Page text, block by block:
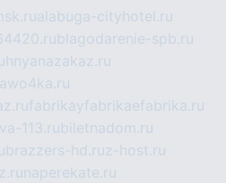
alabuga-cityhotel.ru
blagodarenie-spb.ru
fabrikayfabrikaefabrika.ru
113.rubiletnadom.ru
brazzers-hd.ruz-host.ru
naperekate.ru